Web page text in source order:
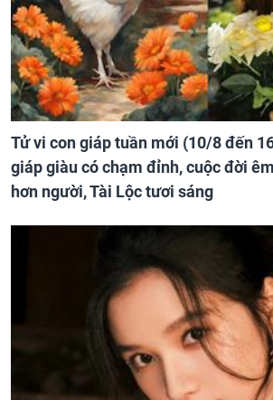
Tử vi con giáp tuần mới (10/8 đến
giáp giàu có chạm đỉnh, cuộc đời
hơn người, Tài Lộc tươi sáng